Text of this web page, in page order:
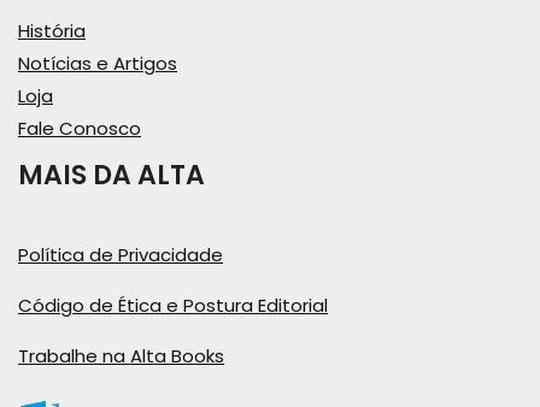
História
Notícias e Artigos
Loja
Fale Conosco
MAIS DA ALTA
Política de Privacidade
Código de Ética e Postura Editorial
Trabalhe na Alta Books